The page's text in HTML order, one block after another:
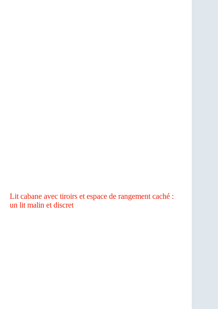
Lit cabane avec tiroirs et espace de rangement caché :
un lit malin et discret